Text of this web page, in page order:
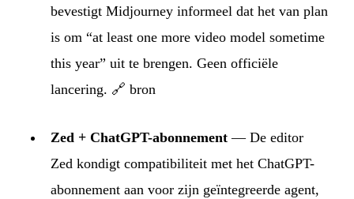
bevestigt Midjourney informeel dat het van plan
is om “at least one more video model sometime
this year” uit te brengen. Geen officiële
lancering. 🔗 bron
Zed + ChatGPT-abonnement — De editor
Zed kondigt compatibiliteit met het ChatGPT-
abonnement aan voor zijn geïntegreerde agent,